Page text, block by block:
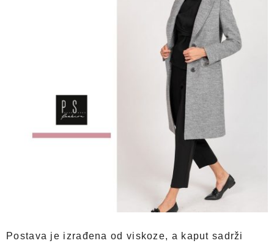
Postava je izrađena od viskoze, a kaput sadrži